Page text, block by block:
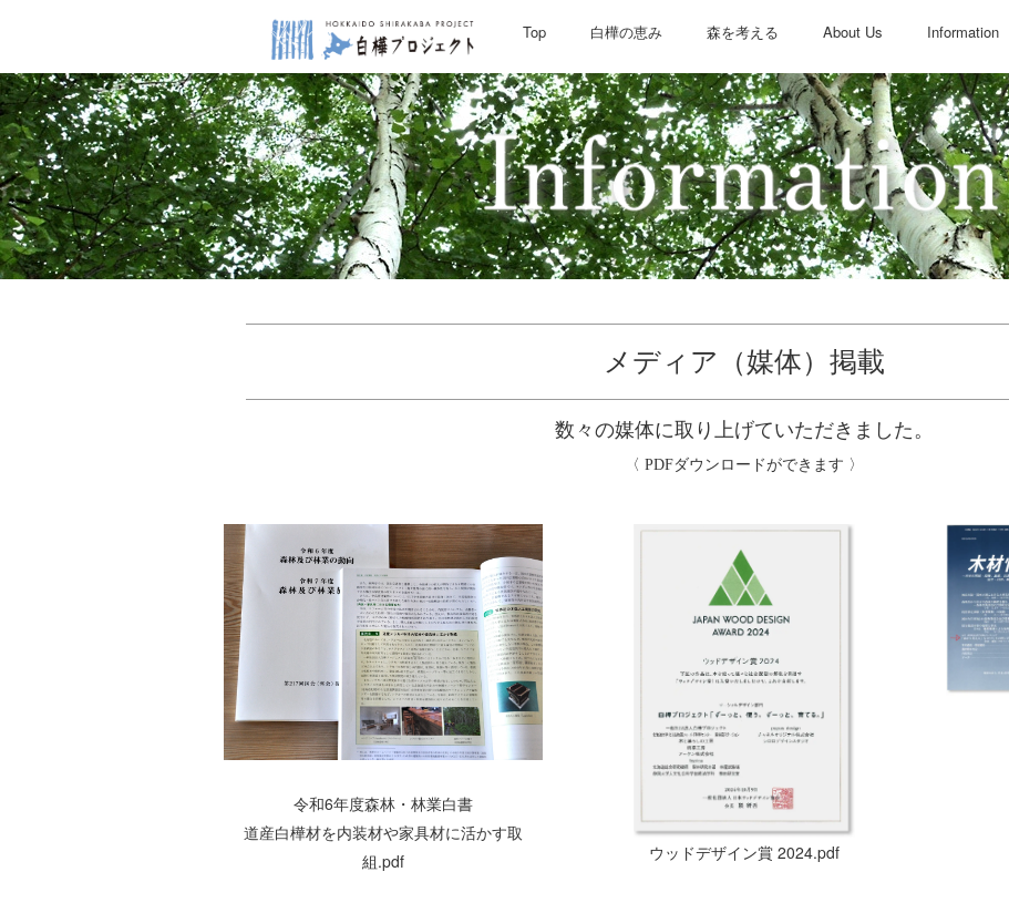
Top 白樺の恵み 森を考える About Us Information
メディア（媒体）掲載
数々の媒体に取り上げていただきました。
〈 PDFダウンロードができます 〉
令和6年度森林・林業白書
道産白樺材を内装材や家具材に活かす取
組.pdf
ウッドデザイン賞 2024.pdf